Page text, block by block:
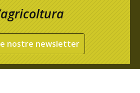
nostre newsletter